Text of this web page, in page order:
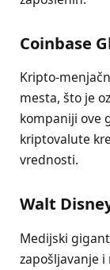
Coinbase
Kripto-
mesta, što je
kompaniji ove
kriptovalute
vrednosti.
Walt
Medijski
zapošljavanje